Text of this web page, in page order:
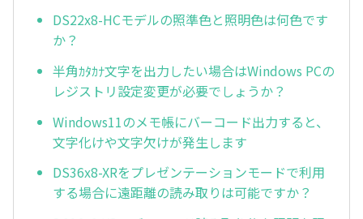
DS22x8-HCモデルの照準色と照明色は何色です
か？
半角ｶﾀｶﾅ文字を出力したい場合はWindows PCの
レジストリ設定変更が必要でしょうか？
Windows11のメモ帳にバーコード出力すると、
文字化けや文字欠けが発生します
DS36x8-XRをプレゼンテーションモードで利用
する場合に遠距離の読み取りは可能ですか？